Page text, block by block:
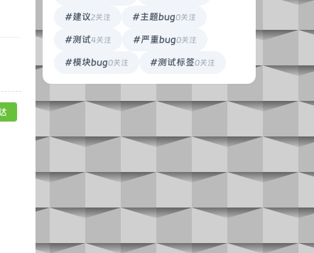
#建议2关注 #主题bug0关注
#测试4关注 #严重bug0关注
#模块bug0关注 #测试标签0关注